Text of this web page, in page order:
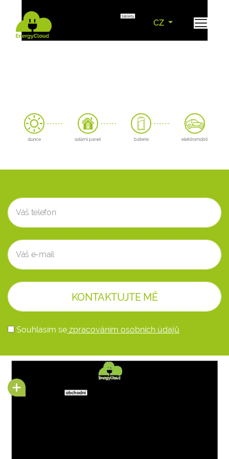
CZ
slunce solární panel baterie elektromobil
Souhlasím se zpracováním osobních údajů